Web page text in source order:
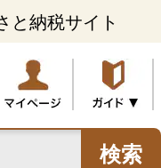
と納税サイト
検索